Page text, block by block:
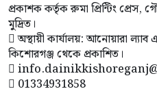
প্রকাশক কর্তৃক রুমা প্রিন্টিং প্রেস,
মুদ্রিত।
অস্থায়ী কার্যালয়: আনোয়ারা
কিশোরগঞ্জ থেকে প্রকাশিত।
01334931858